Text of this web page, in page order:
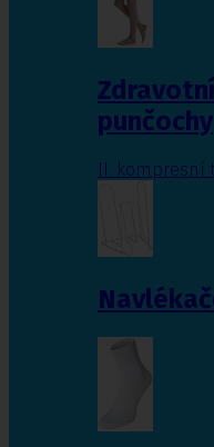
punčochy
II. kompresní